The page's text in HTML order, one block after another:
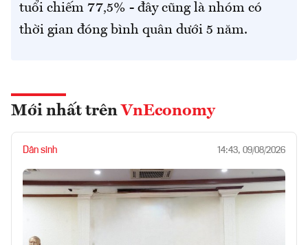
tuổi chiếm 77,5% - đây cũng là nhóm có
thời gian đóng bình quân dưới 5 năm.
Mới nhất trên VnEconomy
Dân sinh 14:43, 09/08/2026